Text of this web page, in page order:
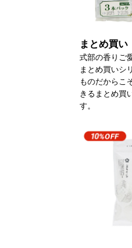
まとめ買い
式部の香りご
まとめ買いシ
ものだからこ
きるまとめ買
す。